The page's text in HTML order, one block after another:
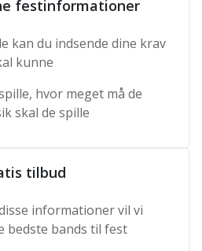
festinformationer
kan du indsende dine krav
kunne
hvor meget må de
skal de spille
tilbud
informationer vil vi
bedste bands til fest